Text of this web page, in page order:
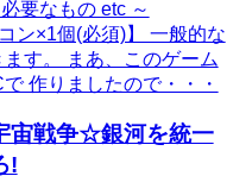
要なもの etc ～
ン×1個(必須)】 一般的な
す。 まあ、このゲーム
作りましたので・・・
戦争☆銀河を統一
!